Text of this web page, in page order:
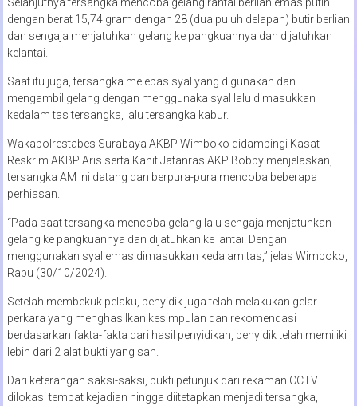
dengan berat 15,74 gram dengan 28 (dua puluh delapan) butir berlian
dan sengaja menjatuhkan gelang ke pangkuannya dan dijatuhkan
kelantai.
Saat itu juga, tersangka melepas syal yang digunakan dan
mengambil gelang dengan menggunaka syal lalu dimasukkan
kedalam tas tersangka, lalu tersangka kabur.
Wakapolrestabes Surabaya AKBP Wimboko didampingi Kasat
Reskrim AKBP Aris serta Kanit Jatanras AKP Bobby menjelaskan,
tersangka AM ini datang dan berpura-pura mencoba beberapa
perhiasan.
“Pada saat tersangka mencoba gelang lalu sengaja menjatuhkan
gelang ke pangkuannya dan dijatuhkan ke lantai. Dengan
menggunakan syal emas dimasukkan kedalam tas,” jelas Wimboko,
Rabu (30/10/2024).
Setelah membekuk pelaku, penyidik juga telah melakukan gelar
perkara yang menghasilkan kesimpulan dan rekomendasi
berdasarkan fakta-fakta dari hasil penyidikan, penyidik telah memiliki
lebih dari 2 alat bukti yang sah.
Dari keterangan saksi-saksi, bukti petunjuk dari rekaman CCTV
dilokasi tempat kejadian hingga diitetapkan menjadi tersangka,